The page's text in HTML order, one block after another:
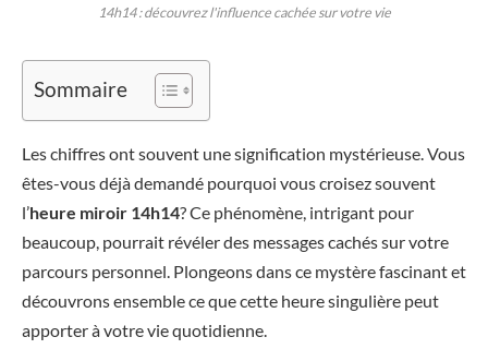
14h14 : découvrez l'influence cachée sur votre vie
Sommaire
Les chiffres ont souvent une signification mystérieuse. Vous
êtes-vous déjà demandé pourquoi vous croisez souvent
l’heure miroir 14h14? Ce phénomène, intrigant pour
beaucoup, pourrait révéler des messages cachés sur votre
parcours personnel. Plongeons dans ce mystère fascinant et
découvrons ensemble ce que cette heure singulière peut
apporter à votre vie quotidienne.